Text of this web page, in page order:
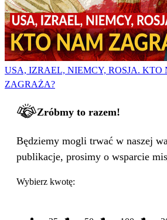
USA, IZRAEL, NIEMCY, ROSJA. KTO
ZAGRAŻA?
Zróbmy to razem!
Będziemy mogli trwać w naszej
publikacje, prosimy o wsparcie
Wybierz kwotę: